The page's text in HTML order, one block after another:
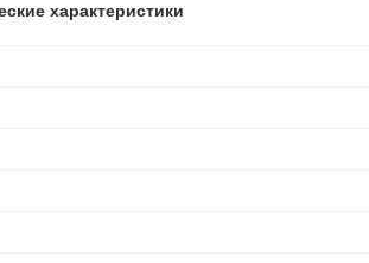
характеристики